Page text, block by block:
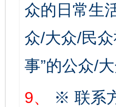
众的日常生
众/大众/民
事”的公众/
9、
※ 联系
完善运行机制助力责任有